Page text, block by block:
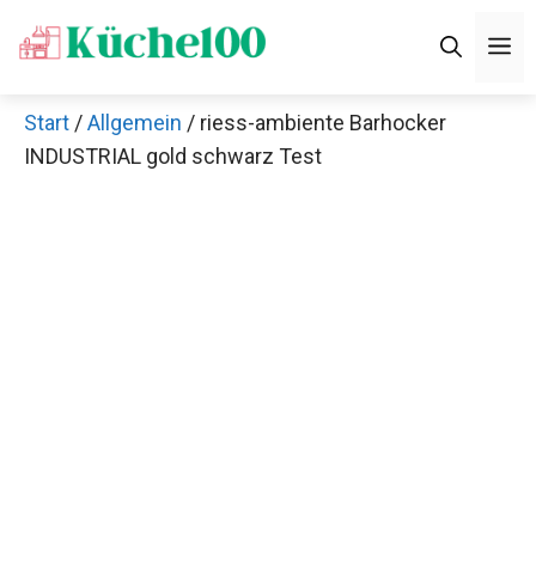
Inhalt
Start /Allgemein / riess-ambiente Barhocker
INDUSTRIAL gold schwarz Test